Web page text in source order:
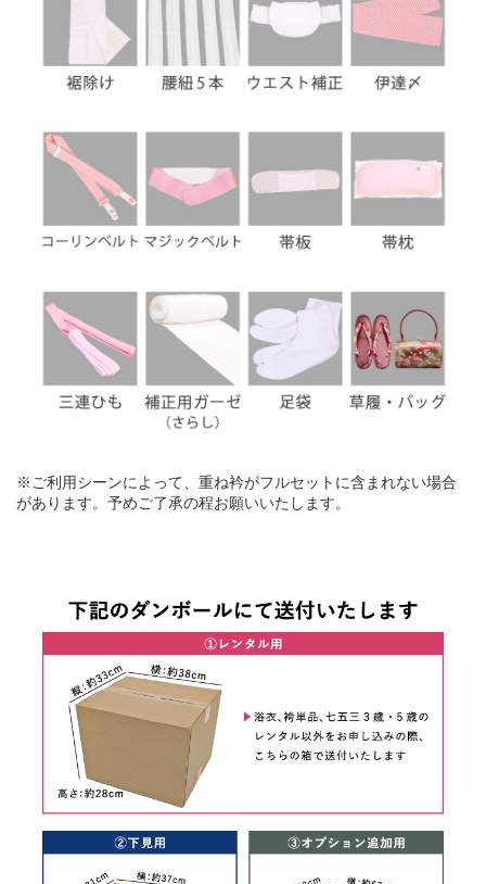
※ご利用シーンによって、重ね衿がフルセットに含まれない場合
があります。予めご了承の程お願いいたします。